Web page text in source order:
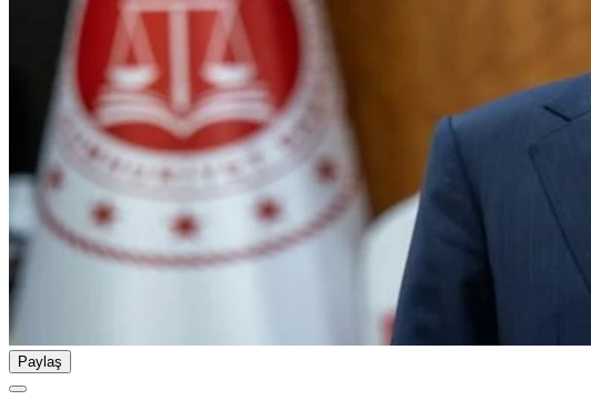
Paylaş